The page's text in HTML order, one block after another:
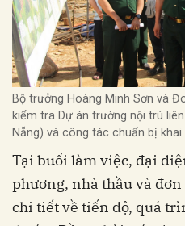
Bộ trưởng Hoàng Minh Sơn và
kiểm tra Dự án trường nội trú
Nẵng) và công tác chuẩn bị
Tại buổi làm việc, đại
phương, nhà thầu và
chi tiết về tiến độ, quá